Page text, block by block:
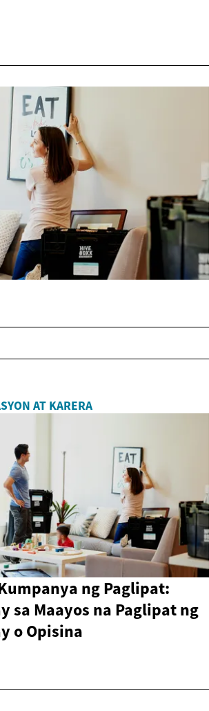
AT KARERA
ng Paglipat:
sa Maayos na Paglipat ng
o Opisina